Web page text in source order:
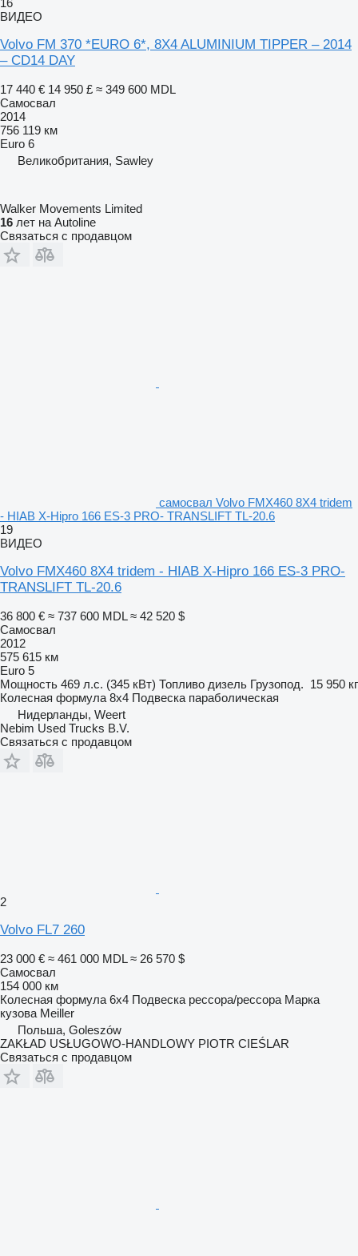
16
ВИДЕО
Volvo FM 370 *EURO 6*, 8X4 ALUMINIUM TIPPER – 2014
– CD14 DAY
17 440 € 14 950 £ ≈ 349 600 MDL
Самосвал
2014
756 119 км
Euro 6
Великобритания, Sawley
Walker Movements Limited
16 лет на Autoline
Связаться с продавцом
самосвал Volvo FMX460 8X4 tridem
- HIAB X-Hipro 166 ES-3 PRO- TRANSLIFT TL-20.6
19
ВИДЕО
Volvo FMX460 8X4 tridem - HIAB X-Hipro 166 ES-3 PRO-
TRANSLIFT TL-20.6
36 800 € ≈ 737 600 MDL ≈ 42 520 $
Самосвал
2012
575 615 км
Euro 5
Мощность 469 л.с. (345 кВт) Топливо дизель Грузопод. 15 950 кг
Колесная формула 8x4 Подвеска параболическая
Нидерланды, Weert
Nebim Used Trucks B.V.
Связаться с продавцом
2
Volvo FL7 260
23 000 € ≈ 461 000 MDL ≈ 26 570 $
Самосвал
154 000 км
Колесная формула 6x4 Подвеска рессора/рессора Марка
кузова Meiller
Польша, Goleszów
ZAKŁAD USŁUGOWO-HANDLOWY PIOTR CIEŚLAR
Связаться с продавцом